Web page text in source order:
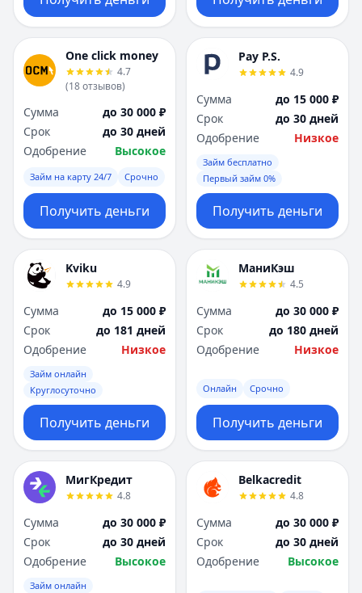
One click money
4.7
(18отзывов)
Сумма
до 30 000 ₽
Срок
до 30 дней
Одобрение
Высокое
Займ на карту 24/7 Срочно
Получить деньги
Pay P.S.
4.9
Сумма
до 15 000 ₽
Срок
до 30 дней
Одобрение
Низкое
Займ бесплатно
Первый займ 0%
Получить деньги
Kviku
4.9
Сумма
до 15 000 ₽
Срок
до 181 дней
Одобрение
Низкое
Займ онлайн
Круглосуточно
Получить деньги
МаниКэш
4.5
Сумма
до 30 000 ₽
Срок
до 180 дней
Одобрение
Низкое
Онлайн Срочно
Получить деньги
МигКредит
4.8
Сумма
до 30 000 ₽
Срок
до 30 дней
Одобрение
Высокое
Займ онлайн
Belkacredit
4.8
Сумма
до 30 000 ₽
Срок
до 30 дней
Одобрение
Высокое